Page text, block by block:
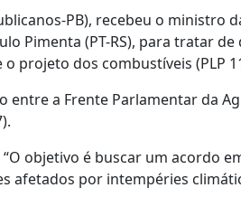
PB), recebeu o ministro
Pimenta (PT-RS), para tratar
o projeto dos combustíveis (PLP
a Frente Parlamentar da
objetivo é buscar um acordo
por intempéries